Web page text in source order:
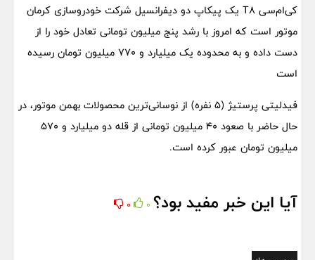
کی‌ام‌سی T8 یک پیکاپ دو دیفرانسیل شرکت خودروسازی کرمان
موتور است که امروز با رشد پنج میلیون تومانی تعادل خود را از
دست داده و به محدوده یک میلیارد و 770 میلیون تومان رسیده
است
فیدلیتی پرستیژ (5 نفره) از نوسانی‌ترین محصولات بهمن موتور، در
حال حاضر با صعود 40 میلیون تومانی از قله دو میلیارد و 570
میلیون تومان عبور کرده است.
آیا این خبر مفید بود؟ 0
0